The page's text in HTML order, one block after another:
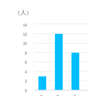
（人）
0
2
4
6
8
10
12
14